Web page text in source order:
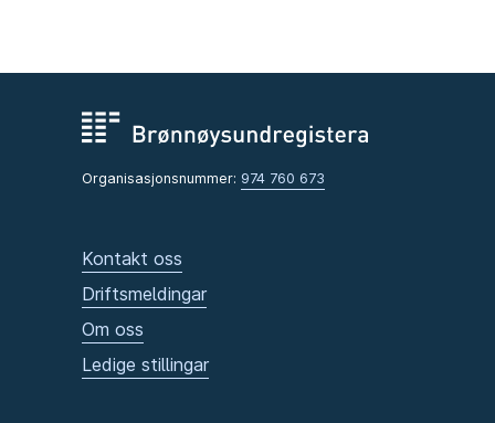
Organisasjonsnummer: 974 760 673
Kontakt oss
Driftsmeldingar
Om oss
Ledige stillingar